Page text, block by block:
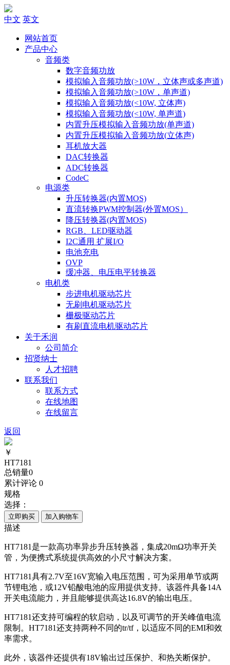
中文 英文
网站首页
产品中心
音频类
数字音频功放
模拟输入音频功放(>10W，立体声或多声道)
模拟输入音频功放(>10W，单声道)
模拟输入音频功放(<10W, 立体声)
模拟输入音频功放(<10W, 单声道)
内置升压模拟输入音频功放(单声道)
内置升压模拟输入音频功放(立体声)
耳机放大器
DAC转换器
ADC转换器
CodeC
电源类
升压转换器(内置MOS)
直流转换PWM控制器(外置MOS）
降压转换器(内置MOS)
RGB、LED驱动器
I2C通用 扩展I/O
电池充电
OVP
缓冲器、电压电平转换器
电机类
步进电机驱动芯片
无刷电机驱动芯片
栅极驱动芯片
有刷直流电机驱动芯片
关于禾润
公司简介
招贤纳士
人才招聘
联系我们
联系方式
在线地图
在线留言
返回
￥
HT7181
总销量0
累计评论 0
规格
选择：
立即购买 加入购物车
描述
HT7181是一款高功率异步升压转换器，集成20mΩ功率开关
管，为便携式系统提供高效的小尺寸解决方案。
HT7181具有2.7V至16V宽输入电压范围，可为采用单节或两
节锂电池，或12V铅酸电池的应用提供支持。该器件具备14A
开关电流能力，并且能够提供高达16.8V的输出电压。
HT7181还支持可编程的软启动，以及可调节的开关峰值电流
限制。HT7181还支持两种不同的tr/tf，以适应不同的EMI和效
率需求。
此外，该器件还提供有18V输出过压保护、和热关断保护。